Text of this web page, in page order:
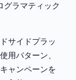
グラマティック
サイドプラッ
用パターン、
ャンペーンを